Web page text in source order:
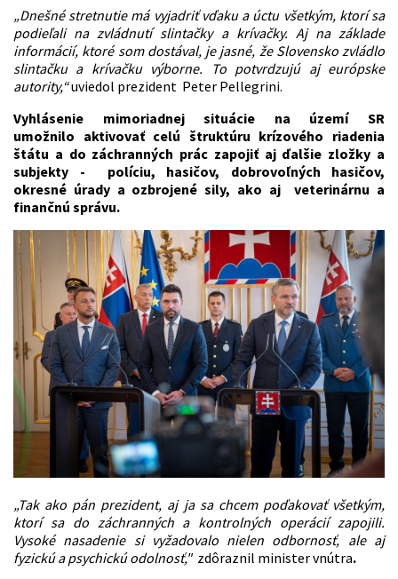
„Dnešné stretnutie má vyjadriť vďaku a úctu všetkým, ktorí sa
podieľali na zvládnutí slintačky a krívačky. Aj na základe
informácií, ktoré som dostával, je jasné, že Slovensko zvládlo
slintačku a krívačku výborne. To potvrdzujú aj európske
autority,“uviedol prezident Peter Pellegrini.
Vyhlásenie mimoriadnej situácie na území SR
umožnilo aktivovať celú štruktúru krízového riadenia
štátu a do záchranných prác zapojiť aj ďalšie zložky a
subjekty - políciu, hasičov, dobrovoľných hasičov,
okresné úrady a ozbrojené sily, ako aj veterinárnu a
finančnú správu.
„Tak ako pán prezident, aj ja sa chcem poďakovať všetkým,
ktorí sa do záchranných a kontrolných operácií zapojili.
Vysoké nasadenie si vyžadovalo nielen odbornosť, ale aj
fyzickú a psychickú odolnosť," zdôraznil minister vnútra.